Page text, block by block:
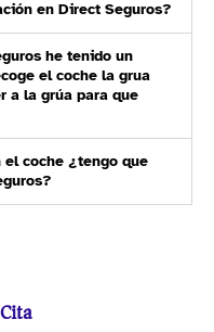
en Direct Seguros?
he tenido un
el coche la grua
a la grúa para que
el coche ¿tengo que